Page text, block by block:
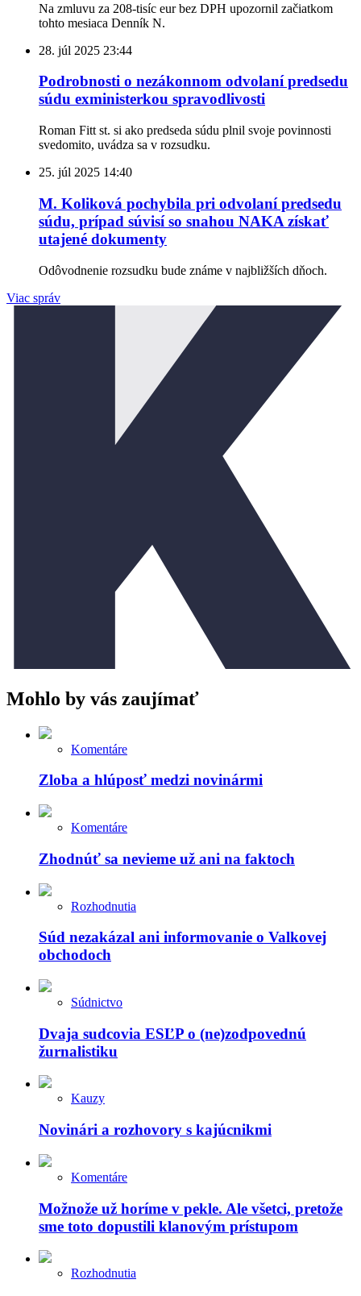
Na zmluvu za 208-tisíc eur bez DPH upozornil začiatkom
tohto mesiaca Denník N.
28. júl 2025 23:44
Podrobnosti o nezákonnom odvolaní predsedu
súdu exministerkou spravodlivosti
Roman Fitt st. si ako predseda súdu plnil svoje povinnosti
svedomito, uvádza sa v rozsudku.
25. júl 2025 14:40
M. Koliková pochybila pri odvolaní predsedu
súdu, prípad súvisí so snahou NAKA získať
utajené dokumenty
Odôvodnenie rozsudku bude známe v najbližších dňoch.
Viac správ
Mohlo by vás zaujímať
Komentáre
Zloba a hlúposť medzi novinármi
Komentáre
Zhodnúť sa nevieme už ani na faktoch
Rozhodnutia
Súd nezakázal ani informovanie o Valkovej
obchodoch
Súdnictvo
Dvaja sudcovia ESĽP o (ne)zodpovednú
žurnalistiku
Kauzy
Novinári a rozhovory s kajúcnikmi
Komentáre
Možnože už horíme v pekle. Ale všetci, pretože
sme toto dopustili klanovým prístupom
Rozhodnutia